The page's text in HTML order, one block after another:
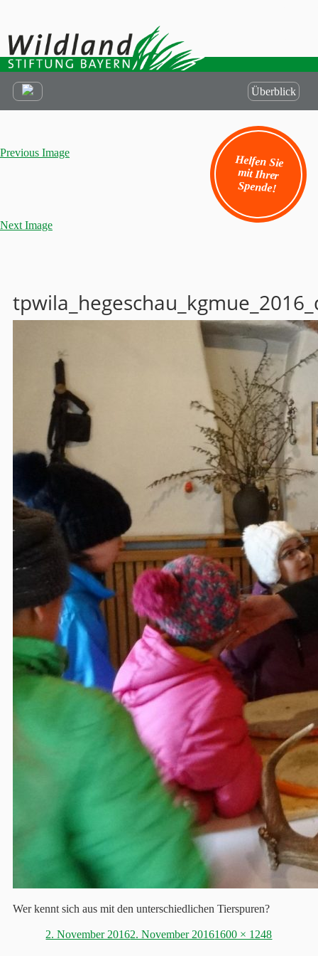
Helfen Sie
mit Ihrer
Spende!
Überblick
Previous Image
Next Image
Wer kennt sich aus mit den unterschiedlichen Tierspuren?
Posted
2. November 20162. November 2016Full
1600 × 1248